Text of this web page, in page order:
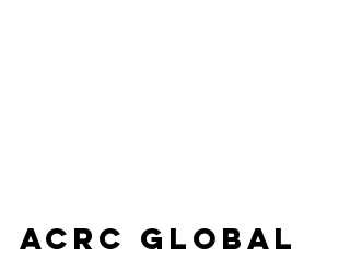
ACRC Global